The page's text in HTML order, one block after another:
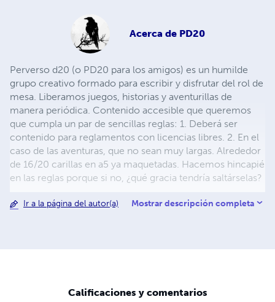
Acerca de PD20
Perverso d20 (o PD20 para los amigos) es un humilde
grupo creativo formado para escribir y disfrutar del rol de
mesa. Liberamos juegos, historias y aventurillas de
manera periódica. Contenido accesible que queremos
que cumpla un par de sencillas reglas: 1. Deberá ser
contenido para reglamentos con licencias libres. 2. En el
caso de las aventuras, que no sean muy largas. Alrededor
de 16/20 carillas en a5 ya maquetadas. Hacemos hincapié
en las reglas porque si no, ¿qué gracia tendría saltárselas?
Ir a la página del autor(a) Mostrar descripción completa
Calificaciones y comentarios